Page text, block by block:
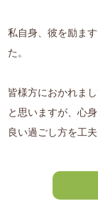
私自身、彼を励ま
た。
皆様方におかれま
と思いますが、心
良い過ごし方を工